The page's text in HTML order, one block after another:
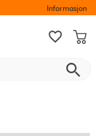
Informasjon